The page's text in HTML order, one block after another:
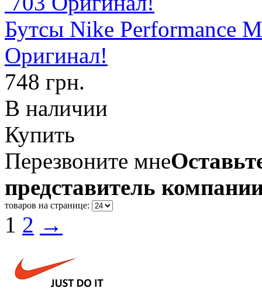
Бутсы Nike Performance
Оригинал!
748 грн.
В наличии
Купить
Перезвоните мне
представитель
товаров на странице:
1 2 →